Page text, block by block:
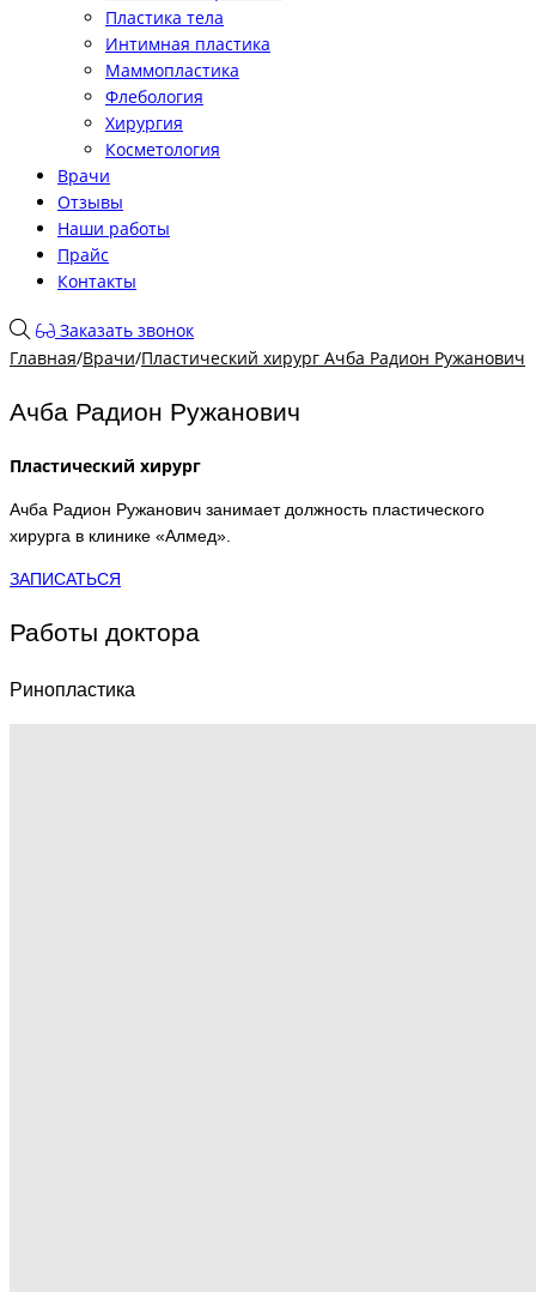
Пластика тела
Интимная пластика
Маммопластика
Флебология
Хирургия
Косметология
Врачи
Отзывы
Наши работы
Прайс
Контакты
Заказать звонок
Главная/Врачи/Пластический хирург Ачба Радион Ружанович
Ачба Радион Ружанович
Пластический хирург
Ачба Радион Ружанович занимает должность пластического
хирурга в клинике «Алмед».
ЗАПИСАТЬСЯ
Работы доктора
Ринопластика